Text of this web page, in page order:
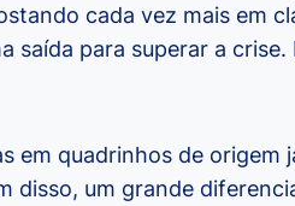
cada vez mais em
saída para superar a crise.
em quadrinhos de origem
disso, um grande